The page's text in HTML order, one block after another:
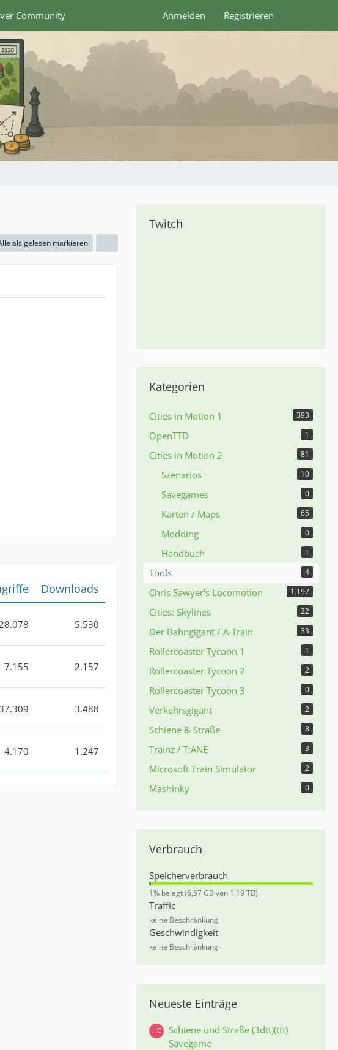
Community Anmelden Registrieren
als gelesen markieren
©
Downloads
5.530
7.155 2.157
3.488
4.170 1.247
Twitch
Kategorien
Cities in Motion 1 393
OpenTTD 1
Cities in Motion 2 81
Szenarios 10
Savegames 0
Karten / Maps 65
Modding 0
Handbuch 1
Tools 4
Chris Sawyer's Locomotion 1.197
Cities: Skylines 22
Der Bahngigant / A-Train 33
Rollercoaster Tycoon 1 1
Rollercoaster Tycoon 2 2
Rollercoaster Tycoon 3 0
Verkehrsgigant 2
Schiene & Straße 8
Trainz / T:ANE 3
Microsoft Train Simulator 2
Mashinky 0
Verbrauch
Speicherverbrauch
0
,
5
5
%
1% belegt (6,57 GB von 1,19 TB)
Traffic
keine Beschränkung
Geschwindigkeit
keine Beschränkung
Neueste Einträge
Schiene und Straße (3dtt)(ttt)
Savegame